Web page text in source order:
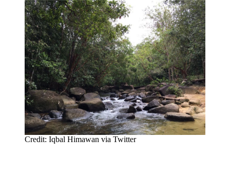
Credit: Iqbal Himawan via Twitter